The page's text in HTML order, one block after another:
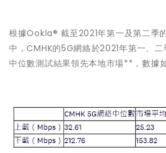
根據Ookla® 截至2021年第一及第二季
中，CMHK的5G網絡於2021年第一、
中位數測試結果領先本地市場**，數據